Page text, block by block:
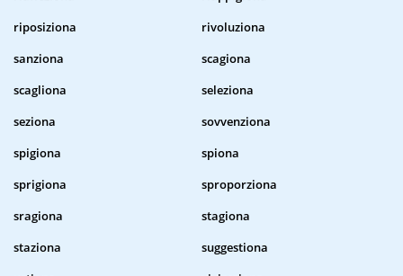
riposiziona
rivoluziona
sanziona
scagiona
scagliona
seleziona
seziona
sovvenziona
spigiona
spiona
sprigiona
sproporziona
sragiona
stagiona
staziona
suggestiona